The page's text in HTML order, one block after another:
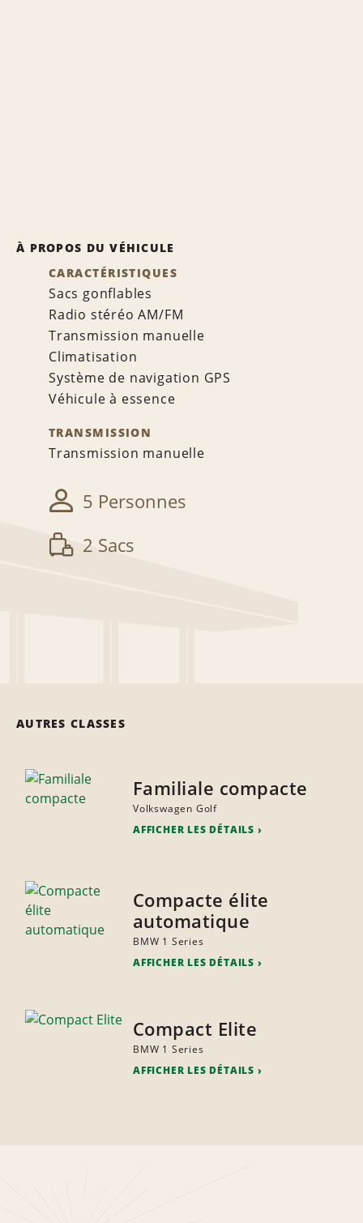
À PROPOS DU VÉHICULE
CARACTÉRISTIQUES
Sacs gonflables
Radio stéréo AM/FM
Transmission manuelle
Climatisation
Système de navigation GPS
Véhicule à essence
TRANSMISSION
Transmission manuelle
5 Personnes
2 Sacs
AUTRES CLASSES
Familiale compacte
Volkswagen Golf
AFFICHER LES DÉTAILS
Compacte élite
automatique
BMW 1 Series
AFFICHER LES DÉTAILS
Compact Elite
BMW 1 Series
AFFICHER LES DÉTAILS